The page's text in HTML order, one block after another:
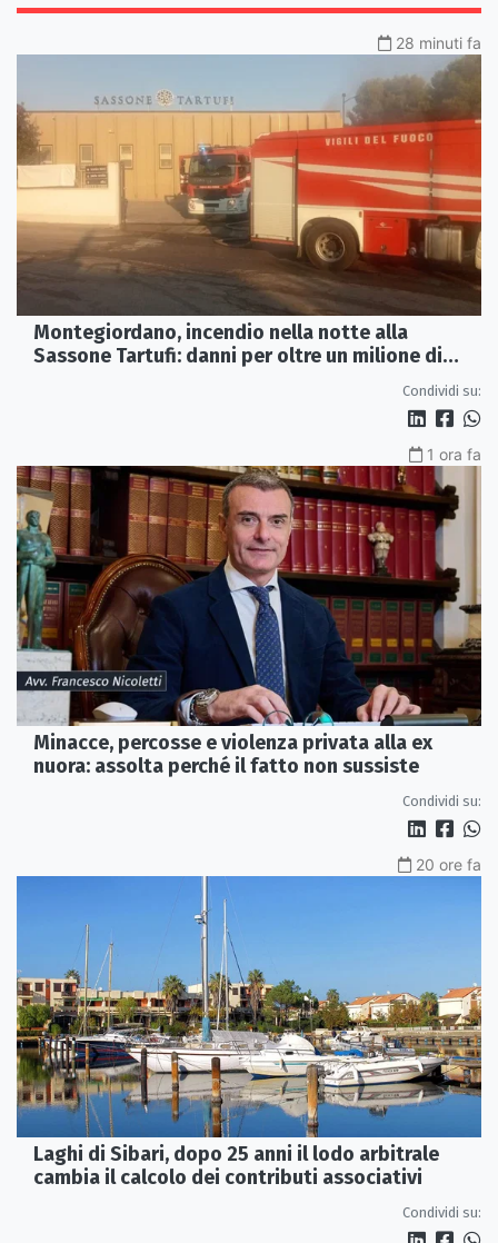
28 minuti fa
Montegiordano, incendio nella notte alla
Sassone Tartufi: danni per oltre un milione di
Condividi su:
1 ora fa
Minacce, percosse e violenza privata alla ex
nuora: assolta perché il fatto non sussiste
Condividi su:
20 ore fa
Laghi di Sibari, dopo 25 anni il lodo arbitrale
cambia il calcolo dei contributi associativi
Condividi su: